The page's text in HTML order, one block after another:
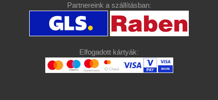
Partnereink a szállításban:
Elfogadott kártyák: